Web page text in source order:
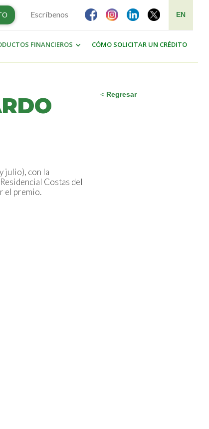
Escríbenos EN
FINANCIEROS CÓMO SOLICITAR UN CRÉDITO
< Regresar
julio), con la
Costas del
el premio.